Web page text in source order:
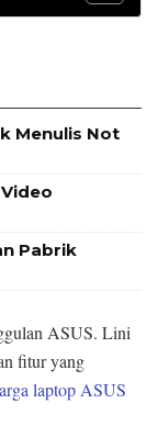
Menulis Not
Pabrik
ASUS. Lini
fitur yang
laptop ASUS